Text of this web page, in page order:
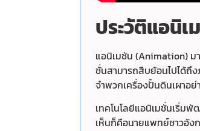
ประวัติแอนิเ
แอนิเมชัน (Animation) ม
ชั่นสามารถสืบย้อนไปได้ถึ
จำพวกเครื่องปั้นดินเผาอย่
เทคโนโลยีแอนิเมชั่นเริ่ม
เห็นก็คือนายแพทย์ชาวอัง